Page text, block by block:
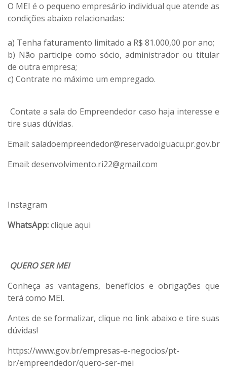
O MEI é o pequeno empresário individual que atende as
condições abaixo relacionadas:
a) Tenha faturamento limitado a R$ 81.000,00 por ano;
b) Não participe como sócio, administrador ou titular
de outra empresa;
c) Contrate no máximo um empregado.
Contate a sala do Empreendedor caso haja interesse e
tire suas dúvidas.
Email: saladoempreendedor@reservadoiguacu.pr.gov.br
Email: desenvolvimento.ri22@gmail.com
Instagram
WhatsApp:clique aqui
QUERO SER MEI
Conheça as vantagens, benefícios e obrigações que
terá como MEI.
Antes de se formalizar, clique no link abaixo e tire suas
dúvidas!
https://www.gov.br/empresas-e-negocios/pt-
br/empreendedor/quero-ser-mei